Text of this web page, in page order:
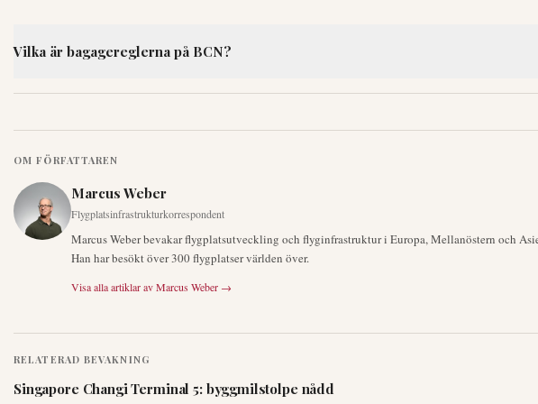
Vilka är bagagereglerna på BCN?
OM FÖRFATTAREN
Marcus Weber
Flygplatsinfrastrukturkorrespondent
Marcus Weber bevakar flygplatsutveckling och flyginfrastruktur i Europa, Mellanöstern och
Han har besökt över 300 flygplatser världen över.
Visa alla artiklar avMarcus Weber →
RELATERAD BEVAKNING
Singapore Changi Terminal 5: byggmilstolpe nådd